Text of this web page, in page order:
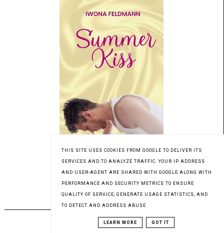
Patronat medialny Czytaninki
THIS SITE USES COOKIES FROM GOOGLE TO DELIVER ITS
SERVICES AND TO ANALYZE TRAFFIC. YOUR IP ADDRESS
AND USER-AGENT ARE SHARED WITH GOOGLE ALONG WITH
PERFORMANCE AND SECURITY METRICS TO ENSURE
QUALITY OF SERVICE, GENERATE USAGE STATISTICS, AND
TO DETECT AND ADDRESS ABUSE.
LEARN MORE GOT IT